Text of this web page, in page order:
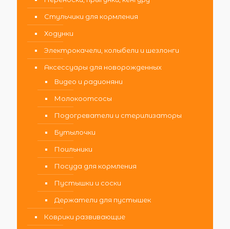
Стульчики для кормления
Ходунки
Электрокачели, колыбели и шезлонги
Аксессуары для новорожденных
Видео и радионяни
Молокоотсосы
Подогреватели и стерилизаторы
Бутылочки
Поильники
Посуда для кормления
Пустышки и соски
Держатели для пустышек
Коврики развивающие